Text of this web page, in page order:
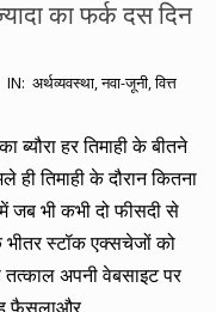
का फर्क दस दिन
IN: अर्थव्यवस्था,नवा-जूनी,वित्त
हर तिमाही के बीतने
ही तिमाही के दौरान कितना
जब भी कभी दो फीसदी से
स्टॉक एक्सचेजों को
अपनी वेबसाइट पर